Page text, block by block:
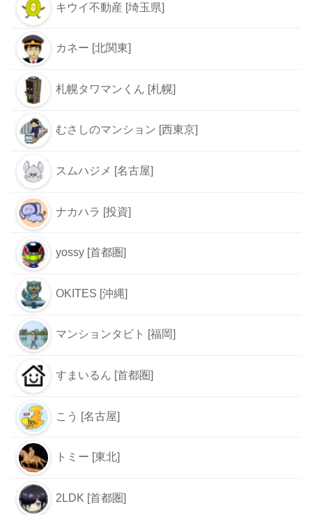
キウイ不動産 [埼玉県]
カネー [北関東]
札幌タワマンくん [札幌]
むさしのマンション [西東京]
スムハジメ [名古屋]
ナカハラ [投資]
yossy [首都圏]
OKITES [沖縄]
マンションタビト [福岡]
すまいるん [首都圏]
こう [名古屋]
トミー [東北]
2LDK [首都圏]